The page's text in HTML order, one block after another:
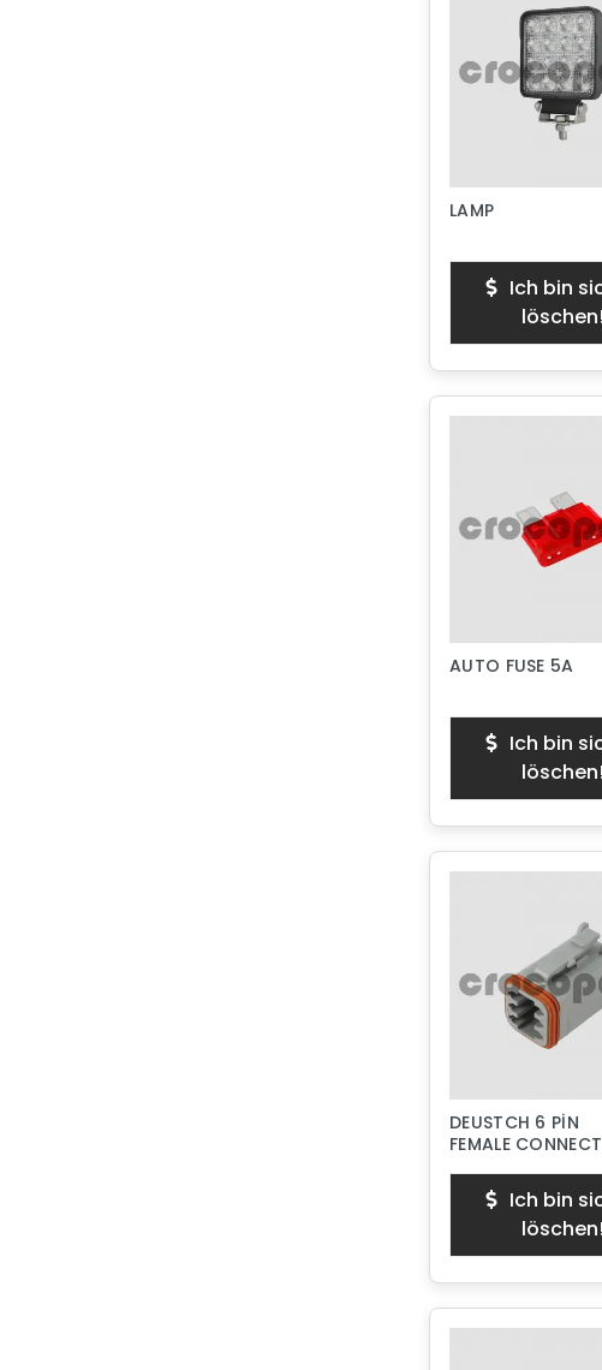
LAMP
Ich bin
löschen!
AUTO FUSE 5A
Ich bin
löschen!
DEUSTCH 6 PİN
FEMALE
Ich bin
löschen!